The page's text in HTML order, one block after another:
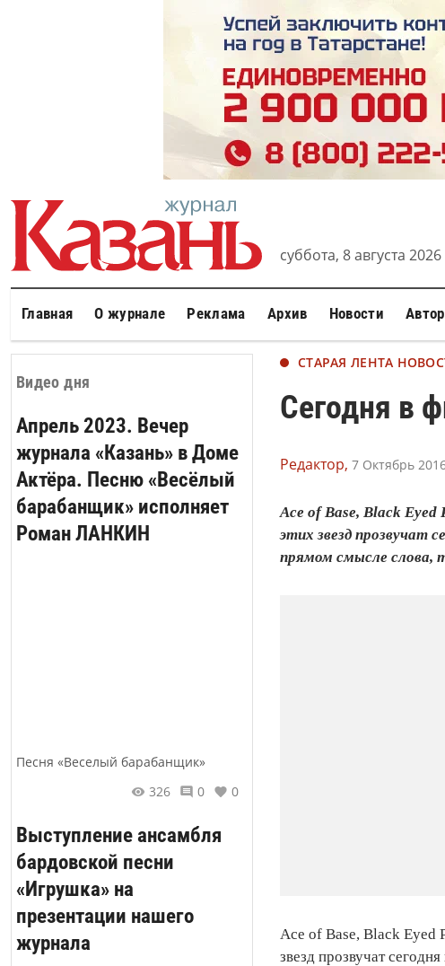
суббота, 8 августа
Главная О журнале Реклама Архив Новости
Видео дня
Апрель 2023. Вечер
журнала «Казань» в Доме
Актёра. Песню «Весёлый
барабанщик» исполняет
Роман ЛАНКИН
Песня «Веселый барабанщик»
326
0 0
Выступление ансамбля
бардовской песни
«Игрушка» на
презентации нашего
журнала
СТАРАЯ ЛЕНТА
Сегодня в
Редактор, 7 Октябрь
Ace of Base, Black Eyed
этих звезд прозвучат
прямом смысле слова,
Ace of Base, Black Eyed
звезд прозвучат